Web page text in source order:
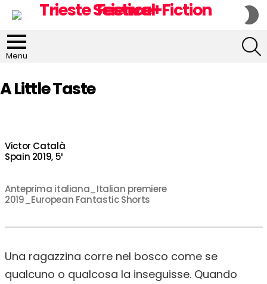
Menu
A Little Taste
Victor Català
Spain 2019, 5′
Anteprima italiana_Italian premiere
2019_European Fantastic Shorts
Una ragazzina corre nel bosco come se
qualcuno o qualcosa la inseguisse. Quando